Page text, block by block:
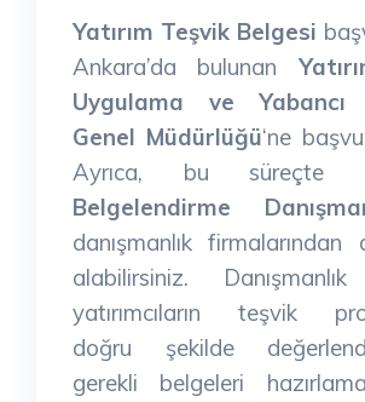
Yatırım Teşvik Belgesi
Ankara’da bulunan
Uygulama ve Yabancı
Genel Müdürlüğü‘ne
Ayrıca, bu süreçte
Belgelendirme
danışmanlık
alabilirsiniz.
yatırımcıların teşvik
doğru şekilde
gerekli belgeleri